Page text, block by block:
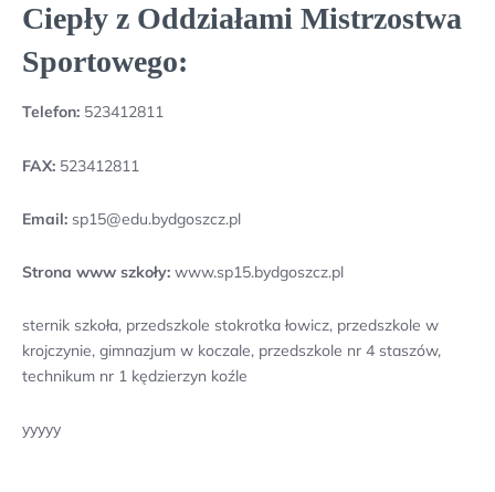
Ciepły z Oddziałami Mistrzostwa
Sportowego:
Telefon: 523412811
FAX: 523412811
Email: sp15@edu.bydgoszcz.pl
Strona www szkoły: www.sp15.bydgoszcz.pl
sternik szkoła, przedszkole stokrotka łowicz, przedszkole w
krojczynie, gimnazjum w koczale, przedszkole nr 4 staszów,
technikum nr 1 kędzierzyn koźle
yyyyy